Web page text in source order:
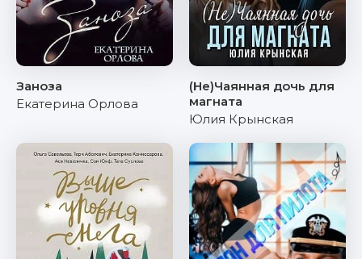
Заноза
Екатерина Орлова
(Не)Чаянная дочь для
магната
Юлия Крынская